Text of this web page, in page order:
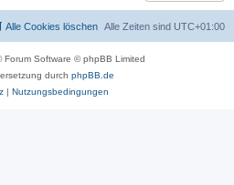
Alle Zeiten sind UTC+01:00
Alle Cookies löschen
Forum Software © phpBB Limited
durch phpBB.de
| Nutzungsbedingungen